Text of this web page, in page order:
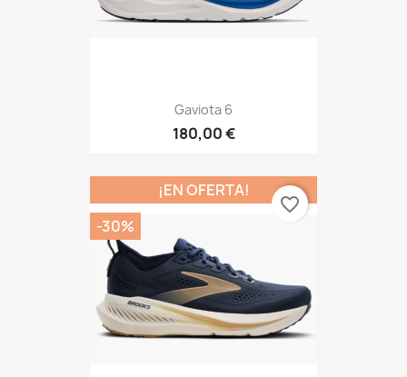
Gaviota 6
180,00 €
¡EN OFERTA!
-30%
favorite_border